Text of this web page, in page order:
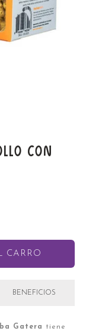
CON
CARRO
BENEFICIOS
Gatera
tiene